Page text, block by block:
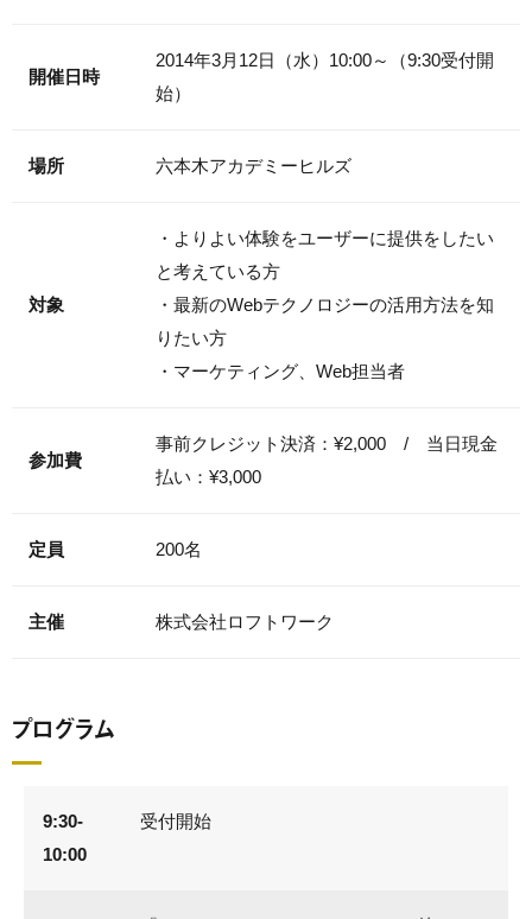
開催日時
2014年3月12日（水）10:00～（9:30受付開
始）
場所 六本木アカデミーヒルズ
対象
・よりよい体験をユーザーに提供をしたい
と考えている方
・最新のWebテクノロジーの活用方法を知
りたい方
・マーケティング、Web担当者
参加費
事前クレジット決済：¥2,000 / 当日現金
払い：¥3,000
定員 200名
主催 株式会社ロフトワーク
プログラム
9:30-
10:00
受付開始